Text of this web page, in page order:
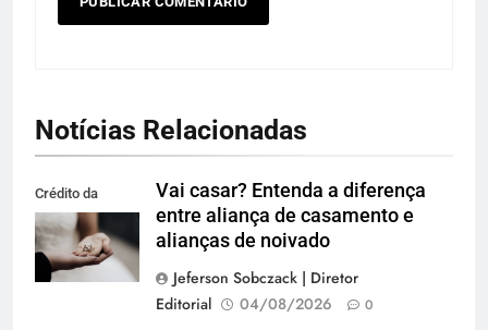
Notícias Relacionadas
Crédito da
imagem: Pexels
Vai casar? Entenda a diferença
entre aliança de casamento e
alianças de noivado
Jeferson Sobczack | Diretor
Editorial
04/08/2026 0